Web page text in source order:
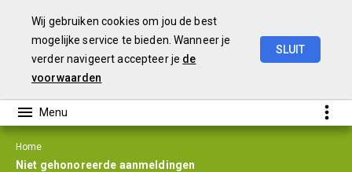
Wij gebruiken cookies om jou de best
mogelijke service te bieden. Wanneer je
verder navigeert accepteer je de
voorwaarden
SLUIT
Programmabegroting
Home
Niet gehonoreerde aanmeldingen